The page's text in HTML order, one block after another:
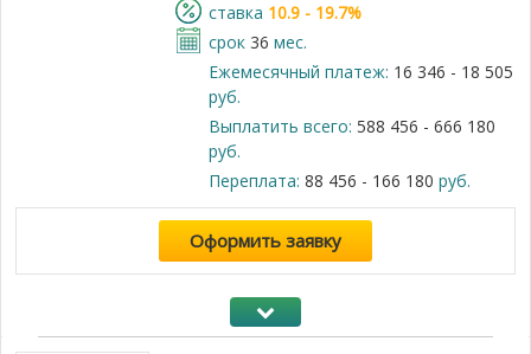
cтавка 10.9 - 19.7%
срок 36 мес.
Ежемесячный платеж: 16 346 - 18 505
руб.
Выплатить всего: 588 456 - 666 180
руб.
Переплата: 88 456 - 166 180 руб.
Оформить заявку